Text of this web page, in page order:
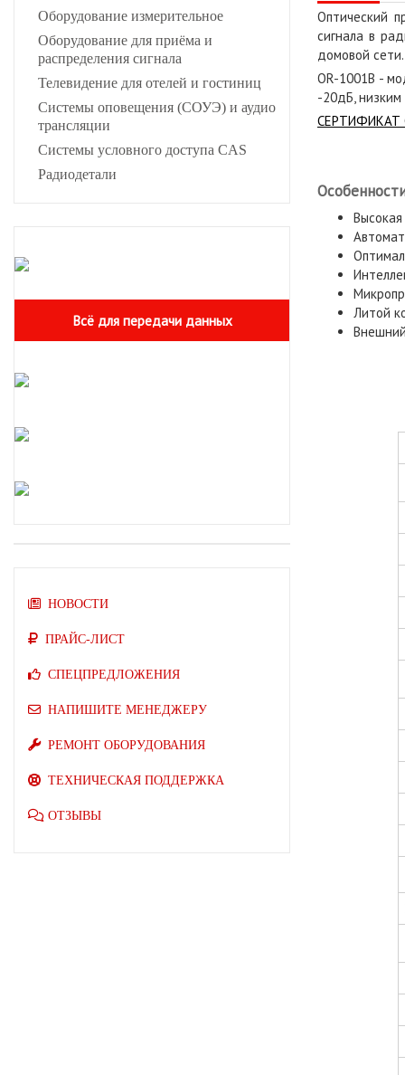
Оборудование измерительное
Оборудование для приёма и
распределения сигнала
Телевидение для отелей и гостиниц
Системы оповещения (СОУЭ) и аудио
трансляции
Системы условного доступа CAS
Радиодетали
Всё для передачи данных
НОВОСТИ
ПРАЙС-ЛИСТ
СПЕЦПРЕДЛОЖЕНИЯ
НАПИШИТЕ МЕНЕДЖЕРУ
РЕМОНТ ОБОРУДОВАНИЯ
ТЕХНИЧЕСКАЯ ПОДДЕРЖКА
ОТЗЫВЫ
Оптический
сигнала в
домовой сети.
OR-1001B -
-20дБ, низким
СЕРТИФИКАТ
Литой